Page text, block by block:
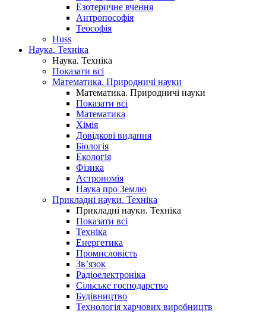
Езотеричне вчення
Антропософія
Теософія
Huss
Наука. Техніка
Наука. Техніка
Показати всі
Математика. Природничі науки
Математика. Природничі науки
Показати всі
Математика
Хімія
Довідкові видання
Біологія
Екологія
Фізика
Астрономія
Наука про Землю
Прикладні науки. Техніка
Прикладні науки. Техніка
Показати всі
Техніка
Енергетика
Промисловість
Зв’язок
Радіоелектроніка
Сільське господарство
Будівництво
Технологія харчових виробництв